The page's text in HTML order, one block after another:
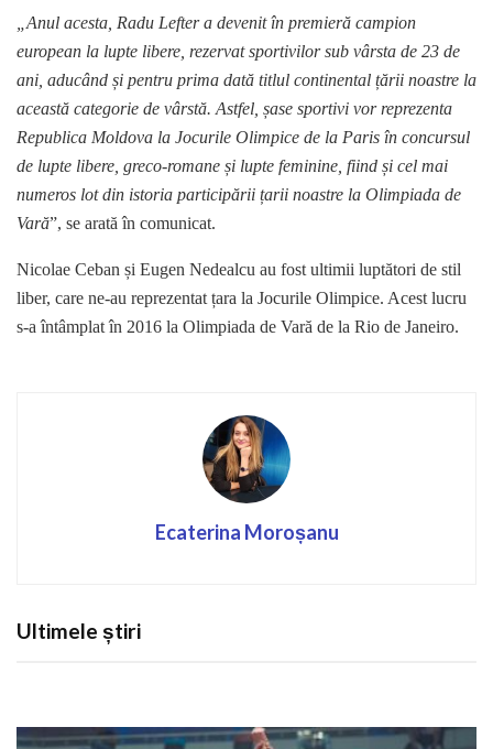
„Anul acesta, Radu Lefter a devenit în premieră campion
european la lupte libere, rezervat sportivilor sub vârsta de 23 de
ani, aducând și pentru prima dată titlul continental țării noastre la
această categorie de vârstă. Astfel, șase sportivi vor reprezenta
Republica Moldova la Jocurile Olimpice de la Paris în concursul
de lupte libere, greco-romane și lupte feminine, fiind și cel mai
numeros lot din istoria participării țarii noastre la Olimpiada de
Vară”, se arată în comunicat.
Nicolae Ceban și Eugen Nedealcu au fost ultimii luptători de stil
liber, care ne-au reprezentat țara la Jocurile Olimpice. Acest lucru
s-a întâmplat în 2016 la Olimpiada de Vară de la Rio de Janeiro.
Ecaterina Moroșanu
Ultimele știri